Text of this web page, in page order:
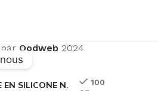
Qodweb2024
EN SILICONE N.
100